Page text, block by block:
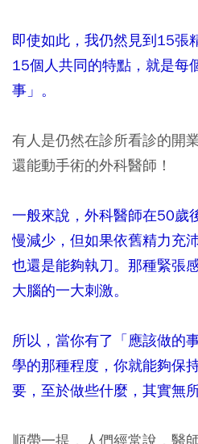
即使如此，我仍然見到15張
15個人共同的特點，就是每
事」。
有人是仍然在診所看診的開
還能動手術的外科醫師！
一般來說，外科醫師在50歲
慢減少，但如果依舊精力充
也還是能夠執刀。那種緊張
大腦的一大刺激。
所以，當你有了「應該做的
學的那種程度，你就能夠保
要，至於做些什麼，其實無所
順帶一提，人們經常說，醫